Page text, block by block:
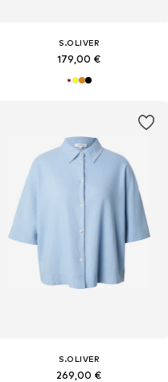
S.OLIVER
179,00 €
S.OLIVER
269,00 €